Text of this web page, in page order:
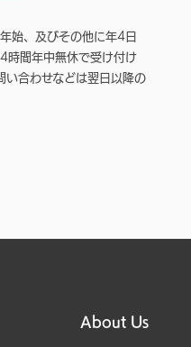
始、及びその他に年4日
時間年中無休で受け付け
い合わせなどは翌日以降の
About Us